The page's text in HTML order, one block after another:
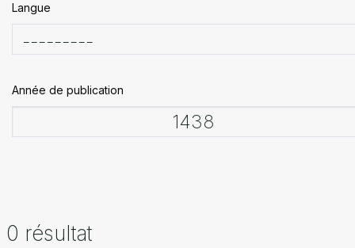
Langue
Année de publication
0 résultat